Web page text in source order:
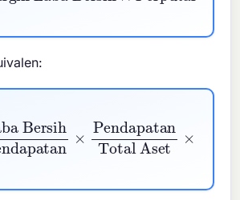
ROE=× Pendapatan
AsetEkuitas Pemegang Saham